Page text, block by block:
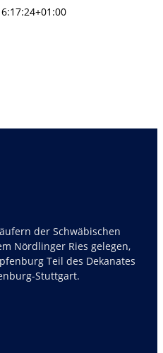
der Schwäbischen
Nördlinger Ries gelegen,
Teil des Dekanates
Stuttgart.